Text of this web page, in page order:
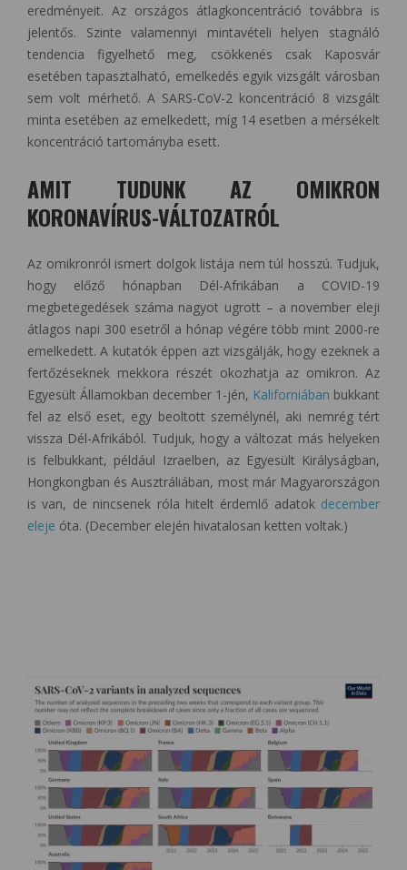
eredményeit. Az országos átlagkoncentráció továbbra is
jelentős. Szinte valamennyi mintavételi helyen stagnáló
tendencia figyelhető meg, csökkenés csak Kaposvár
esetében tapasztalható, emelkedés egyik vizsgált városban
sem volt mérhető. A SARS-CoV-2 koncentráció 8 vizsgált
minta esetében az emelkedett, míg 14 esetben a mérsékelt
koncentráció tartományba esett.
AMIT TUDUNK AZ OMIKRON
KORONAVÍRUS-VÁLTOZATRÓL
Az omikronról ismert dolgok listája nem túl hosszú. Tudjuk,
hogy előző hónapban Dél-Afrikában a COVID-19
megbetegedések száma nagyot ugrott – a november eleji
átlagos napi 300 esetről a hónap végére több mint 2000-re
emelkedett. A kutatók éppen azt vizsgálják, hogy ezeknek a
fertőzéseknek mekkora részét okozhatja az omikron. Az
Egyesült Államokban december 1-jén, Kaliforniában bukkant
fel az első eset, egy beoltott személynél, aki nemrég tért
vissza Dél-Afrikából. Tudjuk, hogy a változat más helyeken
is felbukkant, például Izraelben, az Egyesült Királyságban,
Hongkongban és Ausztráliában, most már Magyarországon
is van, de nincsenek róla hitelt érdemlő adatok december
eleje óta. (December elején hivatalosan ketten voltak.)